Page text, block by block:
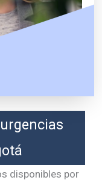
disponibles por